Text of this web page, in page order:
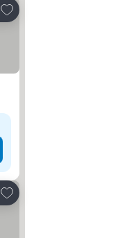
เพิ่มในรายการโปรด
เพิ่มในรายการโปรด